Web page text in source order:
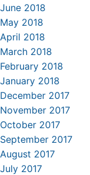
June 2018
May 2018
April 2018
March 2018
February 2018
January 2018
December 2017
November 2017
October 2017
September 2017
August 2017
July 2017